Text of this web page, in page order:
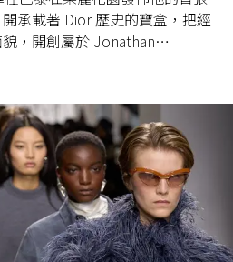
承載著 Dior 歷史的寶盒，把經
，開創屬於 Jonathan